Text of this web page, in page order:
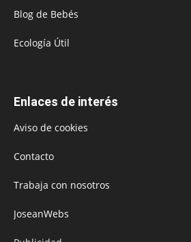
Blog de Bebés
Ecología Útil
Enlaces de interés
Aviso de cookies
Contacto
Trabaja con nosotros
JoseanWebs